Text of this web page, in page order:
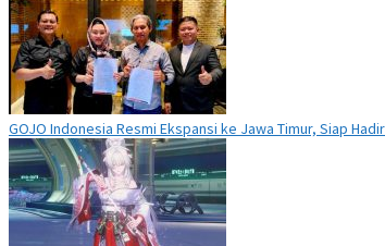
GOJO Indonesia Resmi Ekspansi ke Jawa Timur, Siap